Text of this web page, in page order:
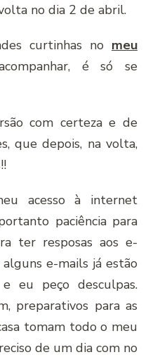
no dia 2 de abril.
curtinhas no meu
é só se
com certeza e de
que depois, na volta,
acesso à internet
paciência para
ter resposas aos e-
e-mails já estão
eu peço desculpas.
preparativos para as
tomam todo o meu
de um dia com no